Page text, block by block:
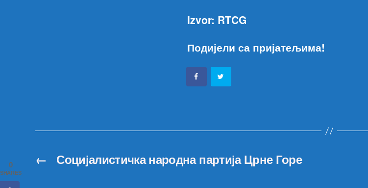
Izvor: RTCG
Подијели са пријатељима!
← Социјалистичка народна партија Црне Горе
0
SHARES